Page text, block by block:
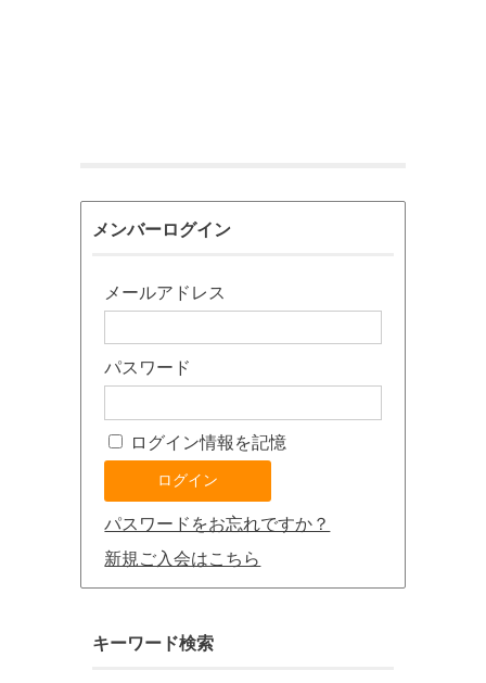
メンバーログイン
メールアドレス
パスワード
ログイン情報を記憶
パスワードをお忘れですか？
新規ご入会はこちら
キーワード検索